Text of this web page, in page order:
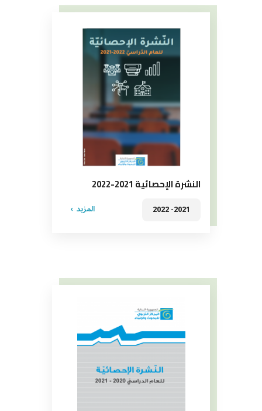
النشرة الإحصائية 2021-2022
2021- 2022 المزيد